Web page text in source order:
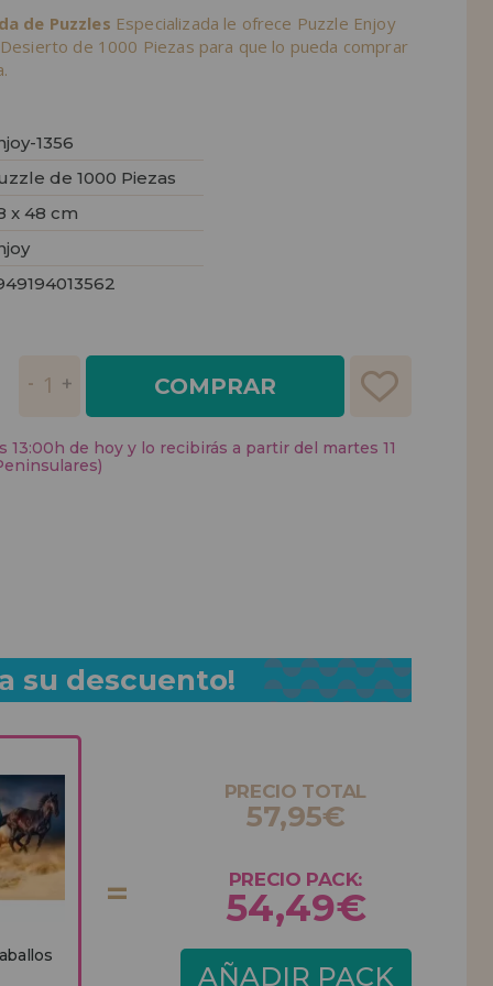
de Puzzles Especializada le ofrece Puzzle Enjoy
de 1000 Piezas para que lo pueda comprar
1356
de 1000 Piezas
x 48 cm
COMPRAR
13:00h de hoy y lo recibirás a partir del martes 11
su descuento!
PRECIO TOTAL
57,95€
PRECIO PACK:
54,49€
AÑADIR PACK